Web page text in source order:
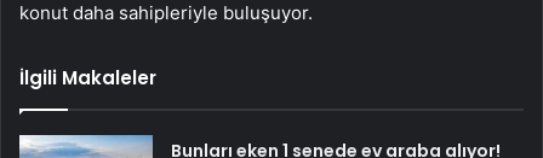
konut daha sahipleriyle buluşuyor.
İlgili Makaleler
Bunları eken 1 senede ev araba alıyor!